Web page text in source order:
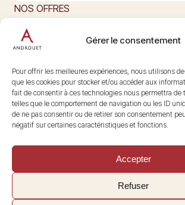
Gérer le consentement
Pour offrir les meilleures expériences, nous utilisons
que les cookies pour stocker et/ou accéder aux
fait de consentir à ces technologies nous permettra de
telles que le comportement de navigation ou les ID
de ne pas consentir ou de retirer son consentement
négatif sur certaines caractéristiques et fonctions.
Accepter
Refuser
NOS OFFRES
L’ART DU FROMAGE
Nous suivre
@maisonandrouet
Copyright © 2026
Site parMake the Grade